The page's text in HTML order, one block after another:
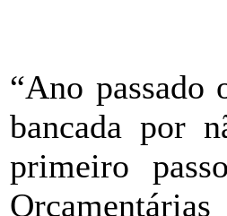
“Ano passado
bancada por
primeiro